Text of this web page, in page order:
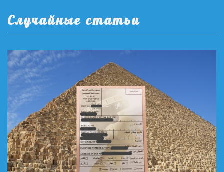
Случайные статьи